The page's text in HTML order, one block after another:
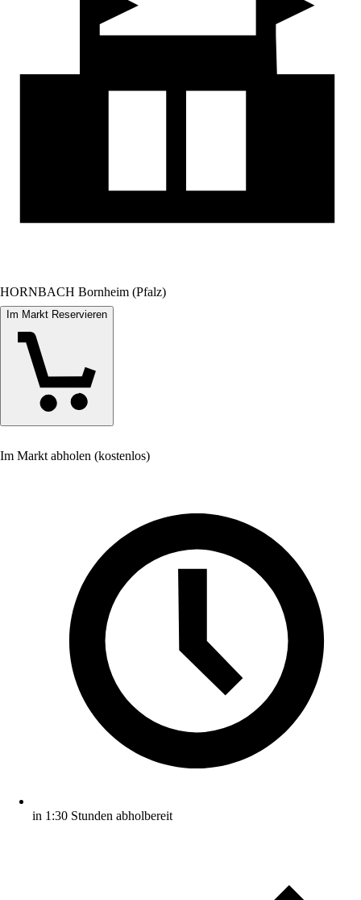
HORNBACH Bornheim (Pfalz)
Im Markt Reservieren
Im Markt abholen (kostenlos)
in 1:30 Stunden abholbereit